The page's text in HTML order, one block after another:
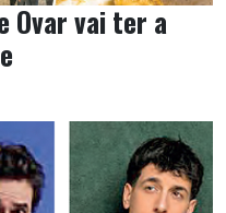
Ovar vai ter a